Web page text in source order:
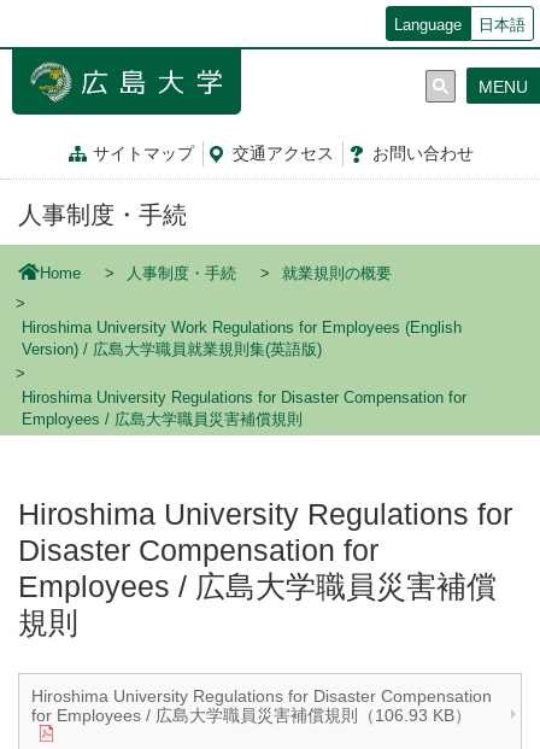
ン
Language 日本語
サイトマップ 交通アクセス お問い合わせ
MENU
人事制度・手続
Home 人事制度・手続 就業規則の概要
Hiroshima University Work Regulations for Employees (English
Version) / 広島大学職員就業規則集(英語版)
Hiroshima University Regulations for Disaster Compensation for
Employees / 広島大学職員災害補償規則
Hiroshima University Regulations for
Disaster Compensation for
Employees / 広島大学職員災害補償
規則
Hiroshima University Regulations for Disaster Compensation
for Employees / 広島大学職員災害補償規則（106.93 KB）